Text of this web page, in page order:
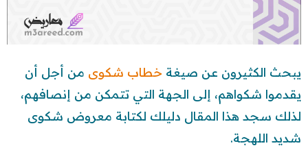
يبحث الكثيرون عن صيغة خطاب شكوى من أجل أن
يقدموا شكواهم، إلى الجهة التي تتمكن من إنصافهم،
لذلك سجد هذا المقال دليلك لكتابة معروض شكوى
شديد اللهجة.